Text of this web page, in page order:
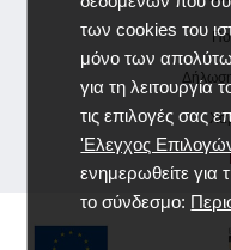
των cookies του
μόνο των
για τη λειτουργία
τις επιλογές σας
'Ελεγχος
ενημερωθείτε για
το σύνδεσμο: